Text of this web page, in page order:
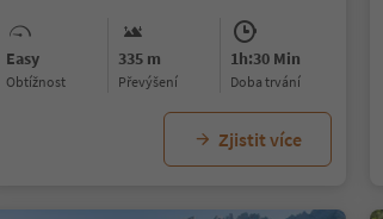
Easy
Obtížnost
335 m
Převýšení
1h:30 Min
doba trvání
Zjistit více